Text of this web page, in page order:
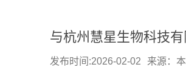
与杭州慧星生物科技
发布时间:2026-02-02 来源：